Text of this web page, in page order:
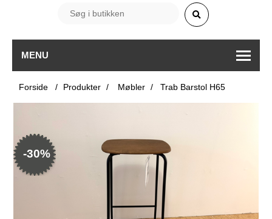
MENU
Forside / Produkter / Møbler / Trab Barstol H65
-30%